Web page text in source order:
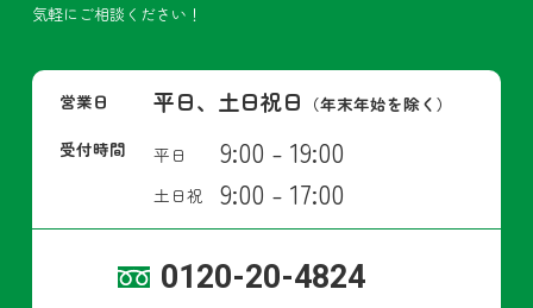
気軽にご相談ください！
営業日 平日、土日祝日 （年末年始を除く）
受付時間
平日 9:00 - 19:00
土日祝 9:00 - 17:00
0120-20-4824